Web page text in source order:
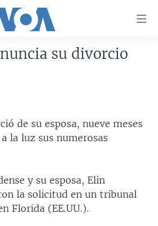
RUSIA
su divorcio
de su esposa, nueve meses
la luz sus numerosas
y su esposa, Elin
la solicitud en un tribunal
Florida (EE.UU.).